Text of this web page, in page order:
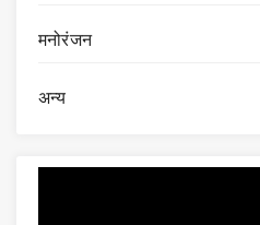
मनोरंजन
अन्य